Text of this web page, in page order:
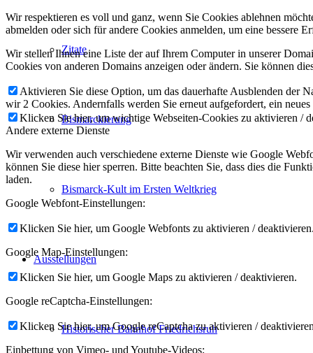
Zitate
Bismarckierung
Bismarck-Kult im Ersten Weltkrieg
Ausstellungen
Historischer Bahnhof Friedrichsruh
Wir respektieren es voll und ganz, wenn Sie Cookies ablehnen
abmelden oder sich für andere Cookies anmelden, um eine bessere
Wir stellen Ihnen eine Liste der auf Ihrem Computer in unserer
Cookies von anderen Domains anzeigen oder ändern. Sie können
Aktivieren Sie diese Option, um das dauerhafte Ausblenden der
wir 2 Cookies. Andernfalls werden Sie erneut aufgefordert, ein
Klicken Sie hier, um wichtige Webseiten-Cookies zu aktivieren /
Andere externe Dienste
Wir verwenden auch verschiedene externe Dienste wie Google
können Sie diese hier sperren. Bitte beachten Sie, dass dies die
laden.
Google Webfont-Einstellungen:
Klicken Sie hier, um Google Webfonts zu aktivieren /
Google Map-Einstellungen:
Klicken Sie hier, um Google Maps zu aktivieren / deaktivieren.
Google reCaptcha-Einstellungen:
Klicken Sie hier, um Google reCaptcha zu aktivieren /
Einbettung von Vimeo- und Youtube-Videos: